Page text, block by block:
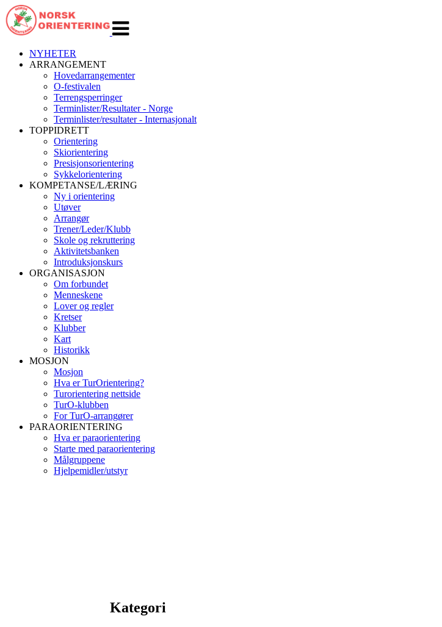
navigasjon
NYHETER
ARRANGEMENT
Hovedarrangementer
O-festivalen
Terrengsperringer
Terminlister/Resultater - Norge
Terminlister/resultater - Internasjonalt
TOPPIDRETT
Orientering
Skiorientering
Presisjonsorientering
Sykkelorientering
KOMPETANSE/LÆRING
Ny i orientering
Utøver
Arrangør
Trener/Leder/Klubb
Skole og rekruttering
Aktivitetsbanken
Introduksjonskurs
ORGANISASJON
Om forbundet
Menneskene
Lover og regler
Kretser
Klubber
Kart
Historikk
MOSJON
Mosjon
Hva er TurOrientering?
Turorientering nettside
TurO-klubben
For TurO-arrangører
PARAORIENTERING
Hva er paraorientering
Starte med paraorientering
Målgruppene
Hjelpemidler/utstyr
Kategori